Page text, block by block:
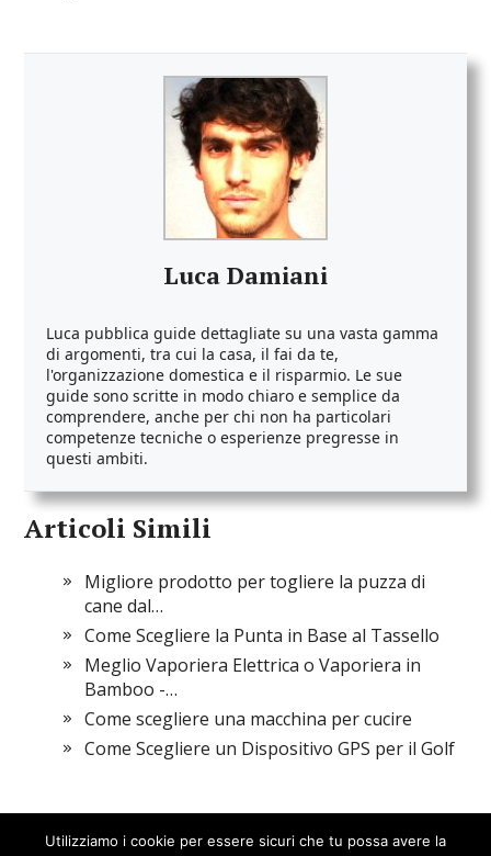
Luca Damiani
Luca pubblica guide dettagliate su una vasta gamma
di argomenti, tra cui la casa, il fai da te,
l'organizzazione domestica e il risparmio. Le sue
guide sono scritte in modo chiaro e semplice da
comprendere, anche per chi non ha particolari
competenze tecniche o esperienze pregresse in
questi ambiti.
Articoli Simili
Migliore prodotto per togliere la puzza di
cane dal…
Come Scegliere la Punta in Base al Tassello
Meglio Vaporiera Elettrica o Vaporiera in
Bamboo -…
Come scegliere una macchina per cucire
Come Scegliere un Dispositivo GPS per il Golf
Utilizziamo i cookie per essere sicuri che tu possa avere la